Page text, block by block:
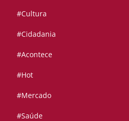
#Cultura
#Cidadania
#Acontece
#Hot
#Mercado
#Saúde